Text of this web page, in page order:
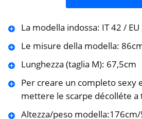
La modella indossa: IT 42 / EU
Le misure della modella:
Lunghezza (taglia M): 67,5cm
Per creare un completo sexy
mettere le scarpe décolléte a
Altezza/peso